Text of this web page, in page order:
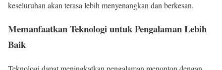
keseluruhan akan terasa lebih menyenangkan dan berkesan.
Memanfaatkan Teknologi untuk Pengalaman Lebih
Baik